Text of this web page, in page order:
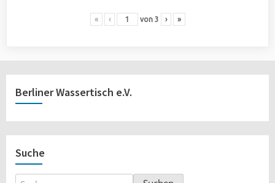
« ‹ von 3 › »
Berliner Wassertisch e.V.
Suche
Suchen